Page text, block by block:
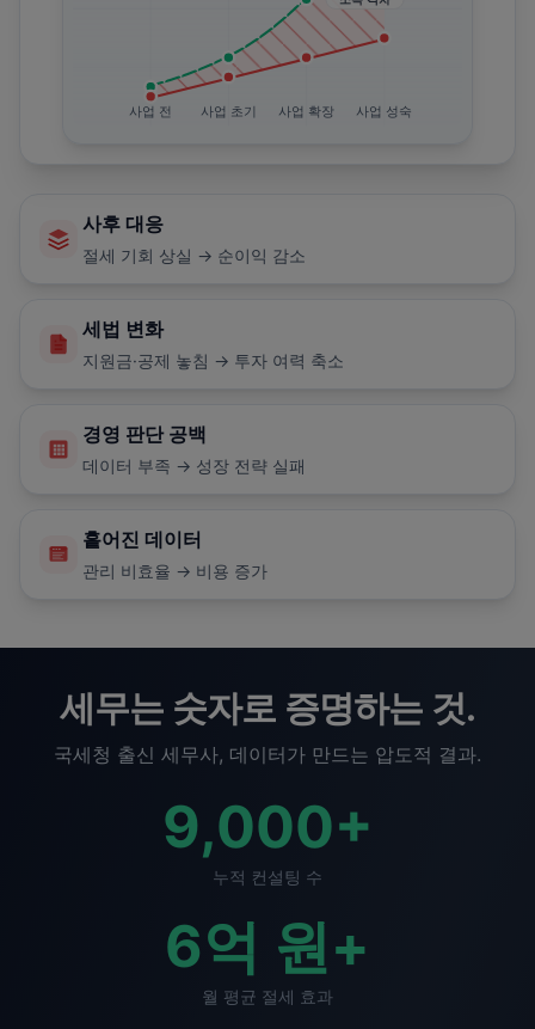
사업 전 사업 초기 사업 확장 사업 성숙
사후 대응
절세 기회 상실 → 순이익 감소
세법 변화
지원금·공제 놓침 → 투자 여력 축소
경영 판단 공백
데이터 부족 → 성장 전략 실패
흩어진 데이터
관리 비효율 → 비용 증가
세무는 숫자로 증명하는 것.
국세청 출신 세무사, 데이터가 만드는 압도적 결과.
9,000+
누적 컨설팅 수
6억 원+
월 평균 절세 효과